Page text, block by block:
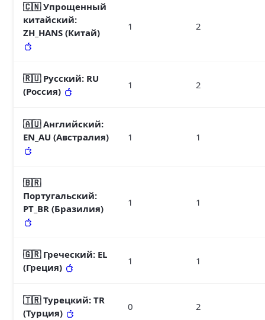
🇨🇳 Упрощенный
китайский:
ZH_HANS (Китай)
1 2
🇷🇺 Русский: RU
(Россия)
1 2
🇦🇺 Английский:
EN_AU (Австралия)
1 1
🇧🇷
Португальский:
PT_BR (Бразилия)
1 1
🇬🇷 Греческий: EL
(Греция)
1 1
🇹🇷 Турецкий: TR
(Турция)
0 2